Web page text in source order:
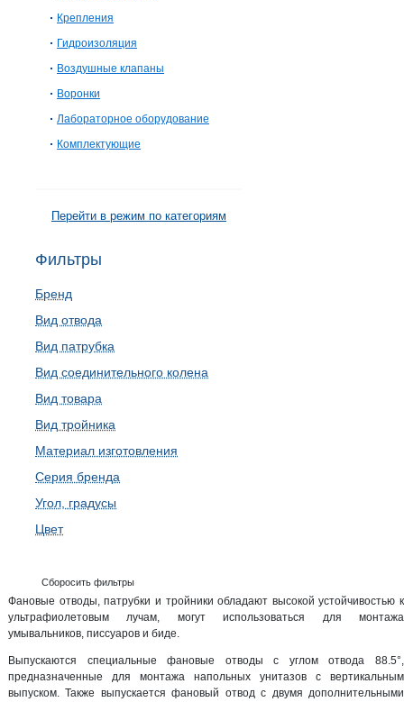
Крепления
Гидроизоляция
Воздушные клапаны
Воронки
Лабораторное оборудование
Комплектующие
Перейти в режим по категориям
Фильтры
Бренд
Вид отвода
Вид патрубка
Вид соединительного колена
Вид товара
Вид тройника
Материал изготовления
Серия бренда
Угол, градусы
Цвет
Сборосить фильтры
Фановые отводы, патрубки и тройники обладают высокой устойчивостью к
ультрафиолетовым лучам, могут использоваться для монтажа
умывальников, писсуаров и биде.
Выпускаются специальные фановые отводы с углом отвода 88.5°,
предназначенные для монтажа напольных унитазов с вертикальным
выпуском. Также выпускается фановый отвод с двумя дополнительными